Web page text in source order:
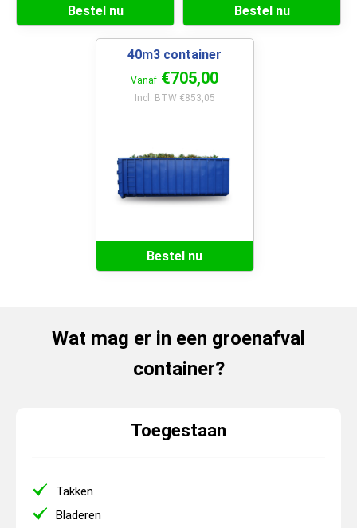
Bestel nu Bestel nu
40m3 container
Vanaf €705,00
Incl. BTW €853,05
Bestel nu
Wat mag er in een groenafval
container?
Toegestaan
Takken
Bladeren